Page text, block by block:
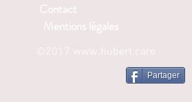
Mentions légales
Contact
www.hubert.care
Partager